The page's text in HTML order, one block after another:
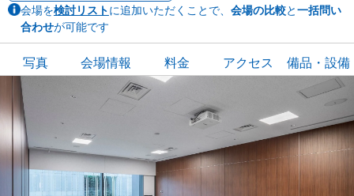
会場を検討リストに追加いただくことで、 会場の比較と一括問い
合わせが可能です
写真 会場情報 料金 アクセス 備品・設備